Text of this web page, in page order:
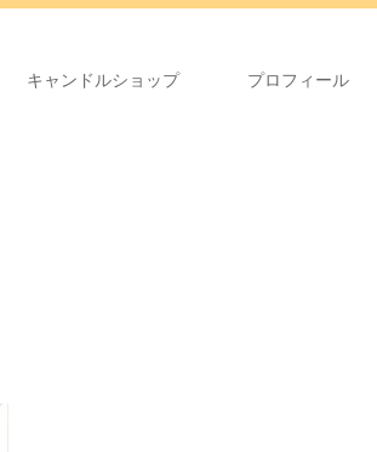
キャンドルショップ プロフィール